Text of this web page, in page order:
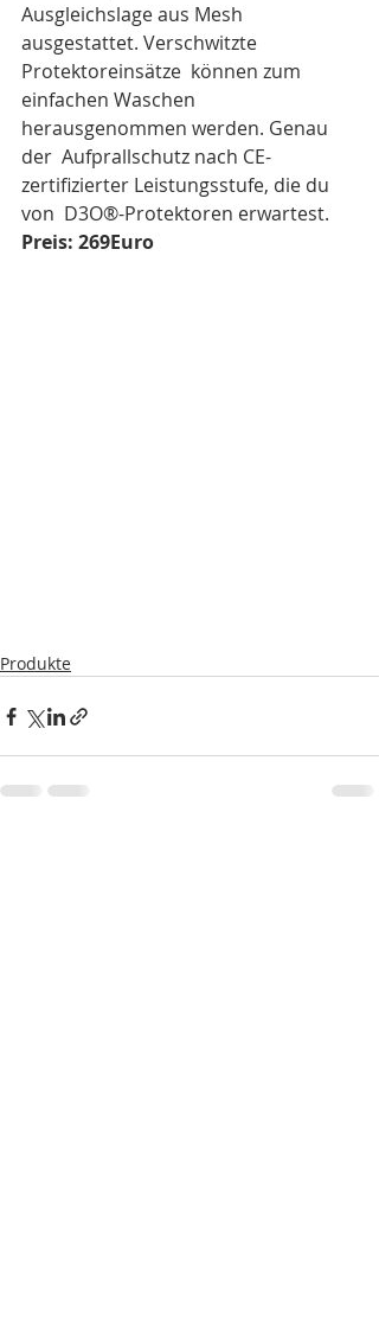
Ausgleichslage aus Mesh
ausgestattet. Verschwitzte
Protektoreinsätze  können zum
einfachen Waschen
herausgenommen werden. Genau
der  Aufprallschutz nach CE-
zertifizierter Leistungsstufe, die du
von  D3O®-Protektoren erwartest.
Preis: 269Euro
Produkte